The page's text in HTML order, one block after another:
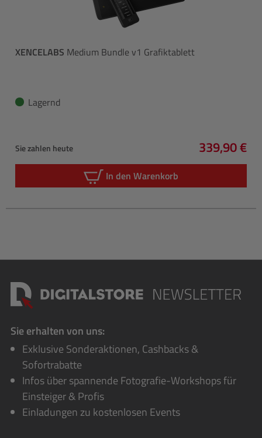
XENCELABS Medium Bundle v1 Grafiktablett
Lagernd
Sie zahlen heute
Regulärer
339,90 €
In den Warenkorb
Sie erhalten von uns:
Exklusive Sonderaktionen, Cashbacks &
Sofortrabatte
Infos über spannende Fotografie-Workshops für
Einsteiger & Profis
Einladungen zu kostenlosen Events